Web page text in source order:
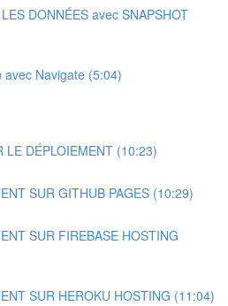
DONNÉES avec SNAPSHOT
avec Navigate (5:04)
LE DÉPLOIEMENT (10:23)
SUR GITHUB PAGES (10:29)
SUR FIREBASE HOSTING
SUR HEROKU HOSTING (11:04)